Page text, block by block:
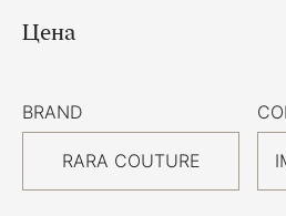
Цена
BRAND
RARA COUTURE